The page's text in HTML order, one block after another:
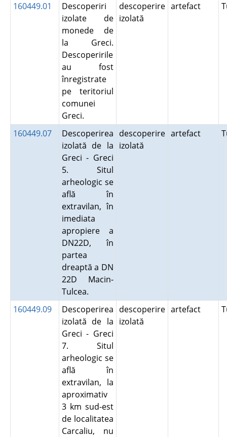
160449.01
Descoperiri
izolate de
monede de
la Greci.
Descoperirile
au fost
înregistrate
pe teritoriul
comunei
Greci.
descoperire
izolată
artefact
160449.07
Descoperirea
izolată de la
Greci - Greci
5. Situl
arheologic se
află în
extravilan, în
imediata
apropiere a
DN22D, în
partea
dreaptă a DN
22D Macin-
Tulcea.
descoperire
izolată
artefact
160449.09
Descoperirea
izolată de la
Greci - Greci
7. Situl
arheologic se
află în
extravilan, la
aproximativ
3 km sud-est
de localitatea
Carcaliu, nu
descoperire
izolată
artefact